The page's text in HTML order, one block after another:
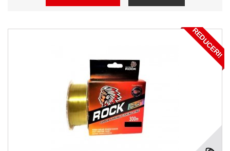
REDUCERI!